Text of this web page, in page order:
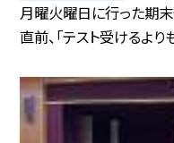
月曜火曜日に行った期
直前、「テスト受けるより